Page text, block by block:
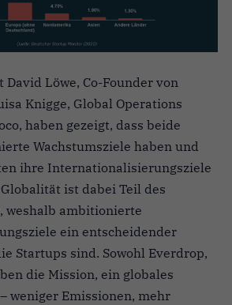
David Löwe, Co-Founder von
Knigge, Global Operations
haben gezeigt, dass beide
Wachstumsziele haben und
ihre Internationalisierungsziele
ist dabei Teil des
weshalb ambitionierte
ein entscheidender
Startups sind. Sowohl Everdrop,
die Mission, ein globales
weniger Emissionen, mehr